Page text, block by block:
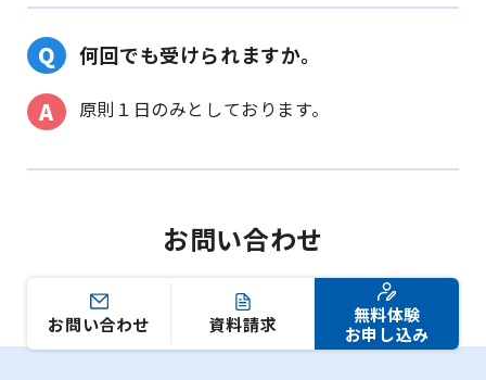
何回でも受けられますか。
原則１日のみとしております。
お問い合わせ
お問い合わせ 資料請求
無料体験
お申し込み